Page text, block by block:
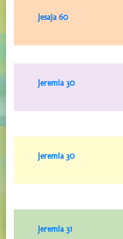
Jesaja 60
Jeremia 30
Jeremia 30
Jeremia 31